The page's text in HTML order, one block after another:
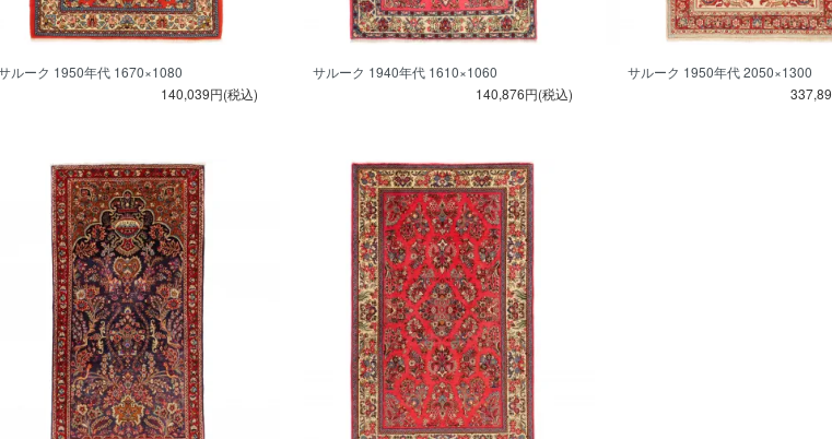
ルーク 1950年代 1670×1080
140,039円(税込)
サルーク 1940年代 1610×1060
140,876円(税込)
サルーク 1950年代 2050×1300